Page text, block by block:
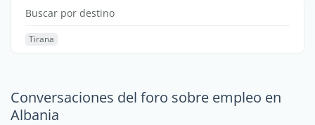
Buscar por destino
Tirana
Conversaciones del foro sobre empleo en
Albania